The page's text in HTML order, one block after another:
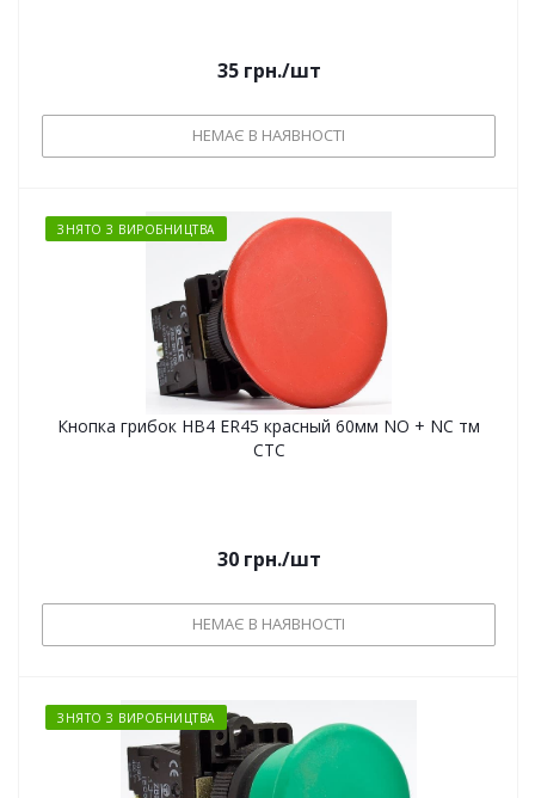
35грн./шт
НЕМАЄ В НАЯВНОСТІ
ЗНЯТО З ВИРОБНИЦТВА
Кнопка грибок HB4 ER45 красный 60мм NO + NC тм
СТС
30грн./шт
НЕМАЄ В НАЯВНОСТІ
ЗНЯТО З ВИРОБНИЦТВА